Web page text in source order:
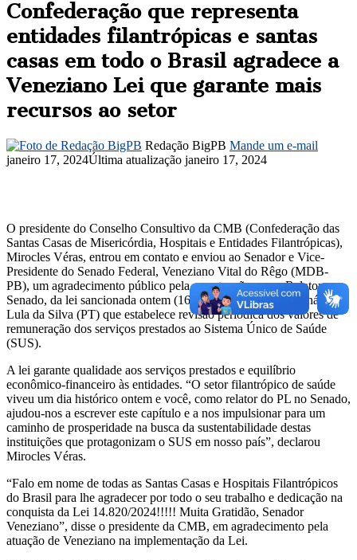
Confederação que representa
entidades filantrópicas e santas
casas em todo o Brasil agradece a
Veneziano Lei que garante mais
recursos ao setor
Redação BigPB Mande um e-mail
janeiro 17, 2024Última atualização janeiro 17, 2024
O presidente do Conselho Consultivo da CMB (Confederação das
Santas Casas de Misericórdia, Hospitais e Entidades Filantrópicas),
Mirocles Véras, entrou em contato e enviou ao Senador e Vice-
Presidente do Senado Federal, Veneziano Vital do Rêgo (MDB-
PB), um agradecimento público pela sua atuação como Relator, no
Senado, da lei sancionada ontem (16) pelo presidente Luiz Inácio
Lula da Silva (PT) que estabelece revisão periódica dos valores de
remuneração dos serviços prestados ao Sistema Único de Saúde
(SUS).
A lei garante qualidade aos serviços prestados e equilíbrio
econômico-financeiro às entidades. “O setor filantrópico de saúde
viveu um dia histórico ontem e você, como relator do PL no Senado,
ajudou-nos a escrever este capítulo e a nos impulsionar para um
caminho de prosperidade na busca da sustentabilidade destas
instituições que protagonizam o SUS em nosso país”, declarou
Mirocles Véras.
“Falo em nome de todas as Santas Casas e Hospitais Filantrópicos
do Brasil para lhe agradecer por todo o seu trabalho e dedicação na
conquista da Lei 14.820/2024!!!!! Muita Gratidão, Senador
Veneziano”, disse o presidente da CMB, em agradecimento pela
atuação de Veneziano na implementação da Lei.